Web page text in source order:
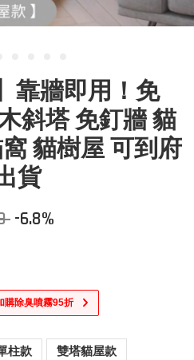
靠牆即用！免
斜塔 免釘牆 貓
貓樹屋 可到府
貨
-6.8%
購除臭噴霧95折
柱款 雙塔貓屋款